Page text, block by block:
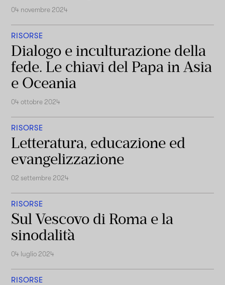
04 novembre 2024
RISORSE
Dialogo e inculturazione della
fede. Le chiavi del Papa in Asia
e Oceania
04 ottobre 2024
RISORSE
Letteratura, educazione ed
evangelizzazione
02 settembre 2024
RISORSE
Sul Vescovo di Roma e la
sinodalità
04 luglio 2024
RISORSE